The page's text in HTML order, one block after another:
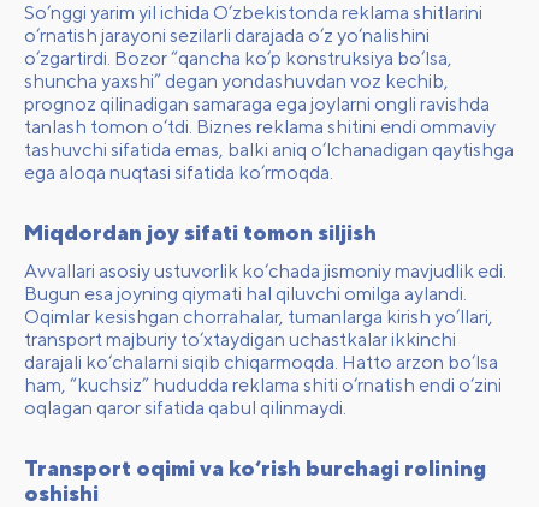
So‘nggi yarim yil ichida O‘zbekistonda reklama shitlarini
o‘rnatish jarayoni sezilarli darajada o‘z yo‘nalishini
o‘zgartirdi. Bozor “qancha ko‘p konstruksiya bo‘lsa,
shuncha yaxshi” degan yondashuvdan voz kechib,
prognoz qilinadigan samaraga ega joylarni ongli ravishda
tanlash tomon o‘tdi. Biznes reklama shitini endi ommaviy
tashuvchi sifatida emas, balki aniq o‘lchanadigan qaytishga
ega aloqa nuqtasi sifatida ko‘rmoqda.
Miqdordan joy sifati tomon siljish
Avvallari asosiy ustuvorlik ko‘chada jismoniy mavjudlik edi.
Bugun esa joyning qiymati hal qiluvchi omilga aylandi.
Oqimlar kesishgan chorrahalar, tumanlarga kirish yo‘llari,
transport majburiy to‘xtaydigan uchastkalar ikkinchi
darajali ko‘chalarni siqib chiqarmoqda. Hatto arzon bo‘lsa
ham, “kuchsiz” hududda reklama shiti o‘rnatish endi o‘zini
oqlagan qaror sifatida qabul qilinmaydi.
Transport oqimi va ko‘rish burchagi rolining
oshishi